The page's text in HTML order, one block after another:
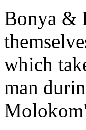
Bonya &
which
man